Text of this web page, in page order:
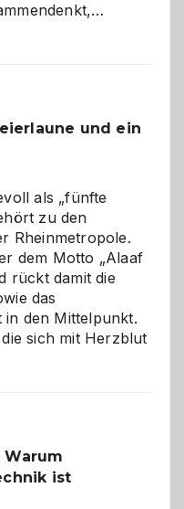
geworden
und ein
als „fünfte
zu den
Rheinmetropole.
dem Motto „Alaaf
rückt damit die
das
in den Mittelpunkt.
sich mit Herzblut
ist